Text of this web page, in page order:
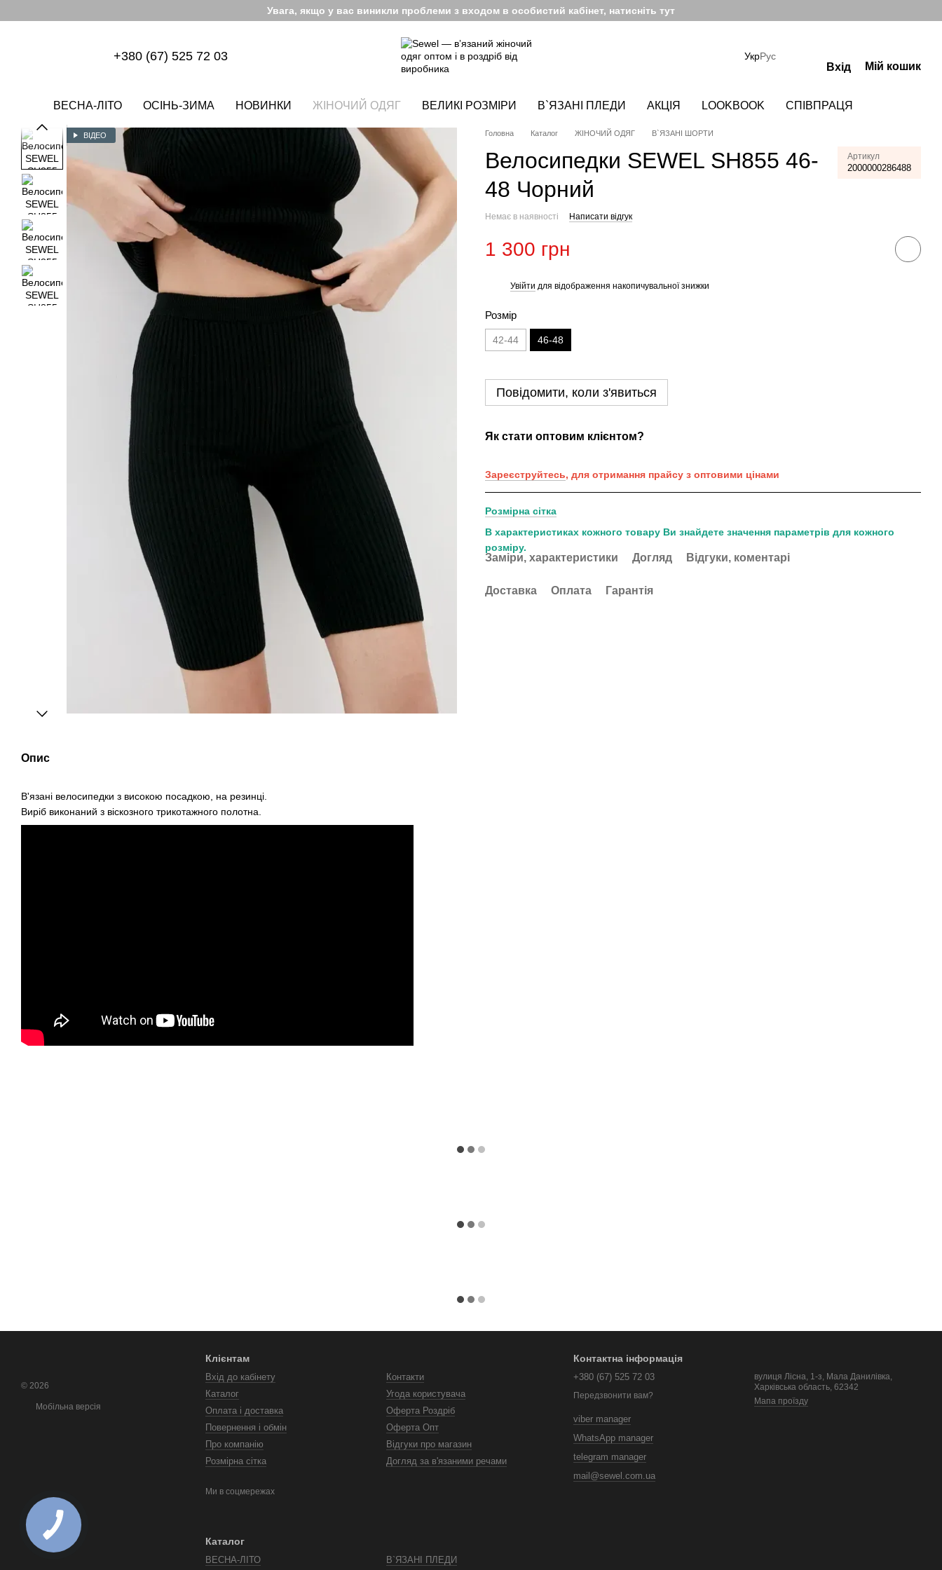
Увага, якщо у вас виникли проблеми з входом в особистий кабінет, натисніть тут
+380 (67) 525 72 03 УкрРус
Вхід Мій кошик
ВЕСНА-ЛІТО ОСІНЬ-ЗИМА НОВИНКИ ЖІНОЧИЙ ОДЯГ ВЕЛИКІ РОЗМІРИ В`ЯЗАНІ ПЛЕДИ АКЦІЯ LOOKBOOK СПІВПРАЦЯ
ВІДЕО
Опис
В'язані велосипедки з високою посадкою, на резинці.
Виріб виконаний з віскозного трикотажного полотна.
Головна Каталог ЖІНОЧИЙ ОДЯГ В`ЯЗАНІ ШОРТИ
Велосипедки SEWEL SH855 46-
48 Чорний
Артикул
2000000286488
Немає в наявності Написати відгук
1 300 грн
Увійти для відображення накопичувальної знижки
Розмір
42-44 46-48
Повідомити, коли з'явиться
Як стати оптовим клієнтом?
Зареєструйтесь, для отримання прайсу з оптовими цінами
Розмірна сітка
В характеристиках кожного товару Ви знайдете значення параметрів для кожного
розміру.
Заміри, характеристики Догляд Відгуки, коментарі
Доставка Оплата Гарантія
© 2026
Мобільна версія
Клієнтам
Вхід до кабінету
Каталог
Оплата і доставка
Повернення і обмін
Про компанію
Розмірна сітка
Контакти
Угода користувача
Оферта Роздріб
Оферта Опт
Відгуки про магазин
Догляд за в'язаними речами
Ми в соцмережах
Каталог
ВЕСНА-ЛІТО В`ЯЗАНІ ПЛЕДИ
Контактна інформація
+380 (67) 525 72 03
Передзвонити вам?
viber manager
WhatsApp manager
telegram manager
mail@sewel.com.ua
вулиця Лісна, 1-з, Мала Данилівка,
Харківська область, 62342
Мапа проїзду